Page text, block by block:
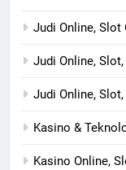
Judi Online, Slot
Judi Online,
Judi Online,
Kasino &
Kasino Online,